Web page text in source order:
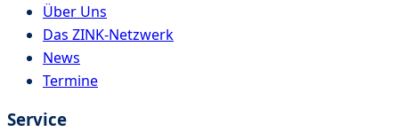
Über Uns
Das ZINK-Netzwerk
News
Termine
Service